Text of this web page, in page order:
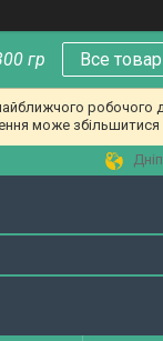
гр Все
може збільшитися